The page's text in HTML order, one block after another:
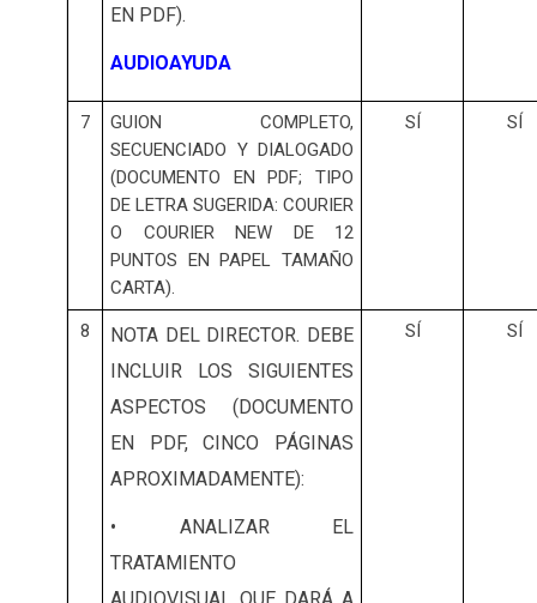
EN PDF).
AUDIOAYUDA
7
GUION COMPLETO,
SECUENCIADO Y DIALOGADO
(DOCUMENTO EN PDF; TIPO
DE LETRA SUGERIDA: COURIER
O COURIER NEW DE 12
PUNTOS EN PAPEL TAMAÑO
CARTA).
SÍ SÍ
8 NOTA DEL DIRECTOR. DEBE
INCLUIR LOS SIGUIENTES
ASPECTOS (DOCUMENTO
EN PDF, CINCO PÁGINAS
APROXIMADAMENTE):
• ANALIZAR EL
TRATAMIENTO
SÍ SÍ